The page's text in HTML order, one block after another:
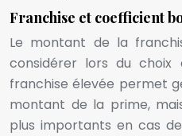
Franchise et coefficient
Le montant de la
considérer lors du choix
franchise élevée permet
montant de la prime,
plus importants en cas